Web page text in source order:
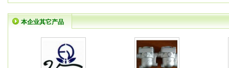
本企业其它产品